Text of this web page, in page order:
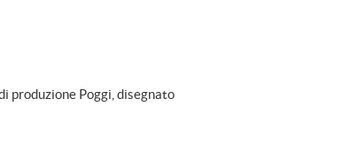
produzione Poggi, disegnato